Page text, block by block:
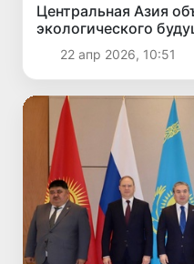
Центральная Азия
экологического
22 апр 2026, 10:51